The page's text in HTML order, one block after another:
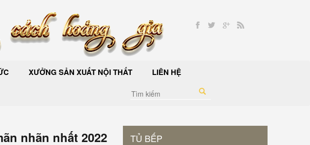
XƯỞNG SẢN XUẤT NỘI THẤT LIÊN HỆ
nhãn nhất 2022 TỦ BẾP